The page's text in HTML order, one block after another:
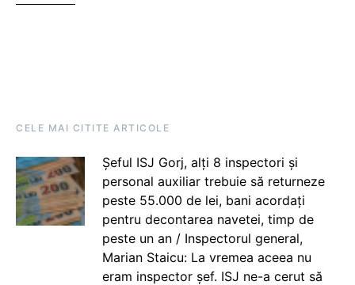
CELE MAI CITITE ARTICOLE
Șeful ISJ Gorj, alți 8 inspectori și
personal auxiliar trebuie să returneze
peste 55.000 de lei, bani acordați
pentru decontarea navetei, timp de
peste un an / Inspectorul general,
Marian Staicu: La vremea aceea nu
eram inspector șef. ISJ ne-a cerut să